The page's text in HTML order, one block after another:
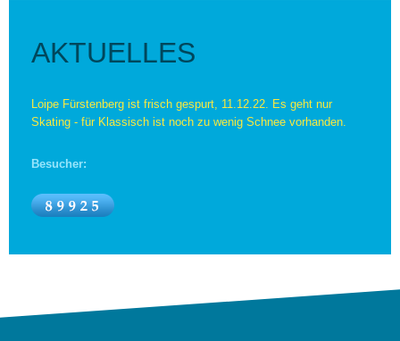
AKTUELLES
Loipe Fürstenberg ist frisch gespurt, 11.12.22. Es geht nur
Skating - für Klassisch ist noch zu wenig Schnee vorhanden.
Besucher: